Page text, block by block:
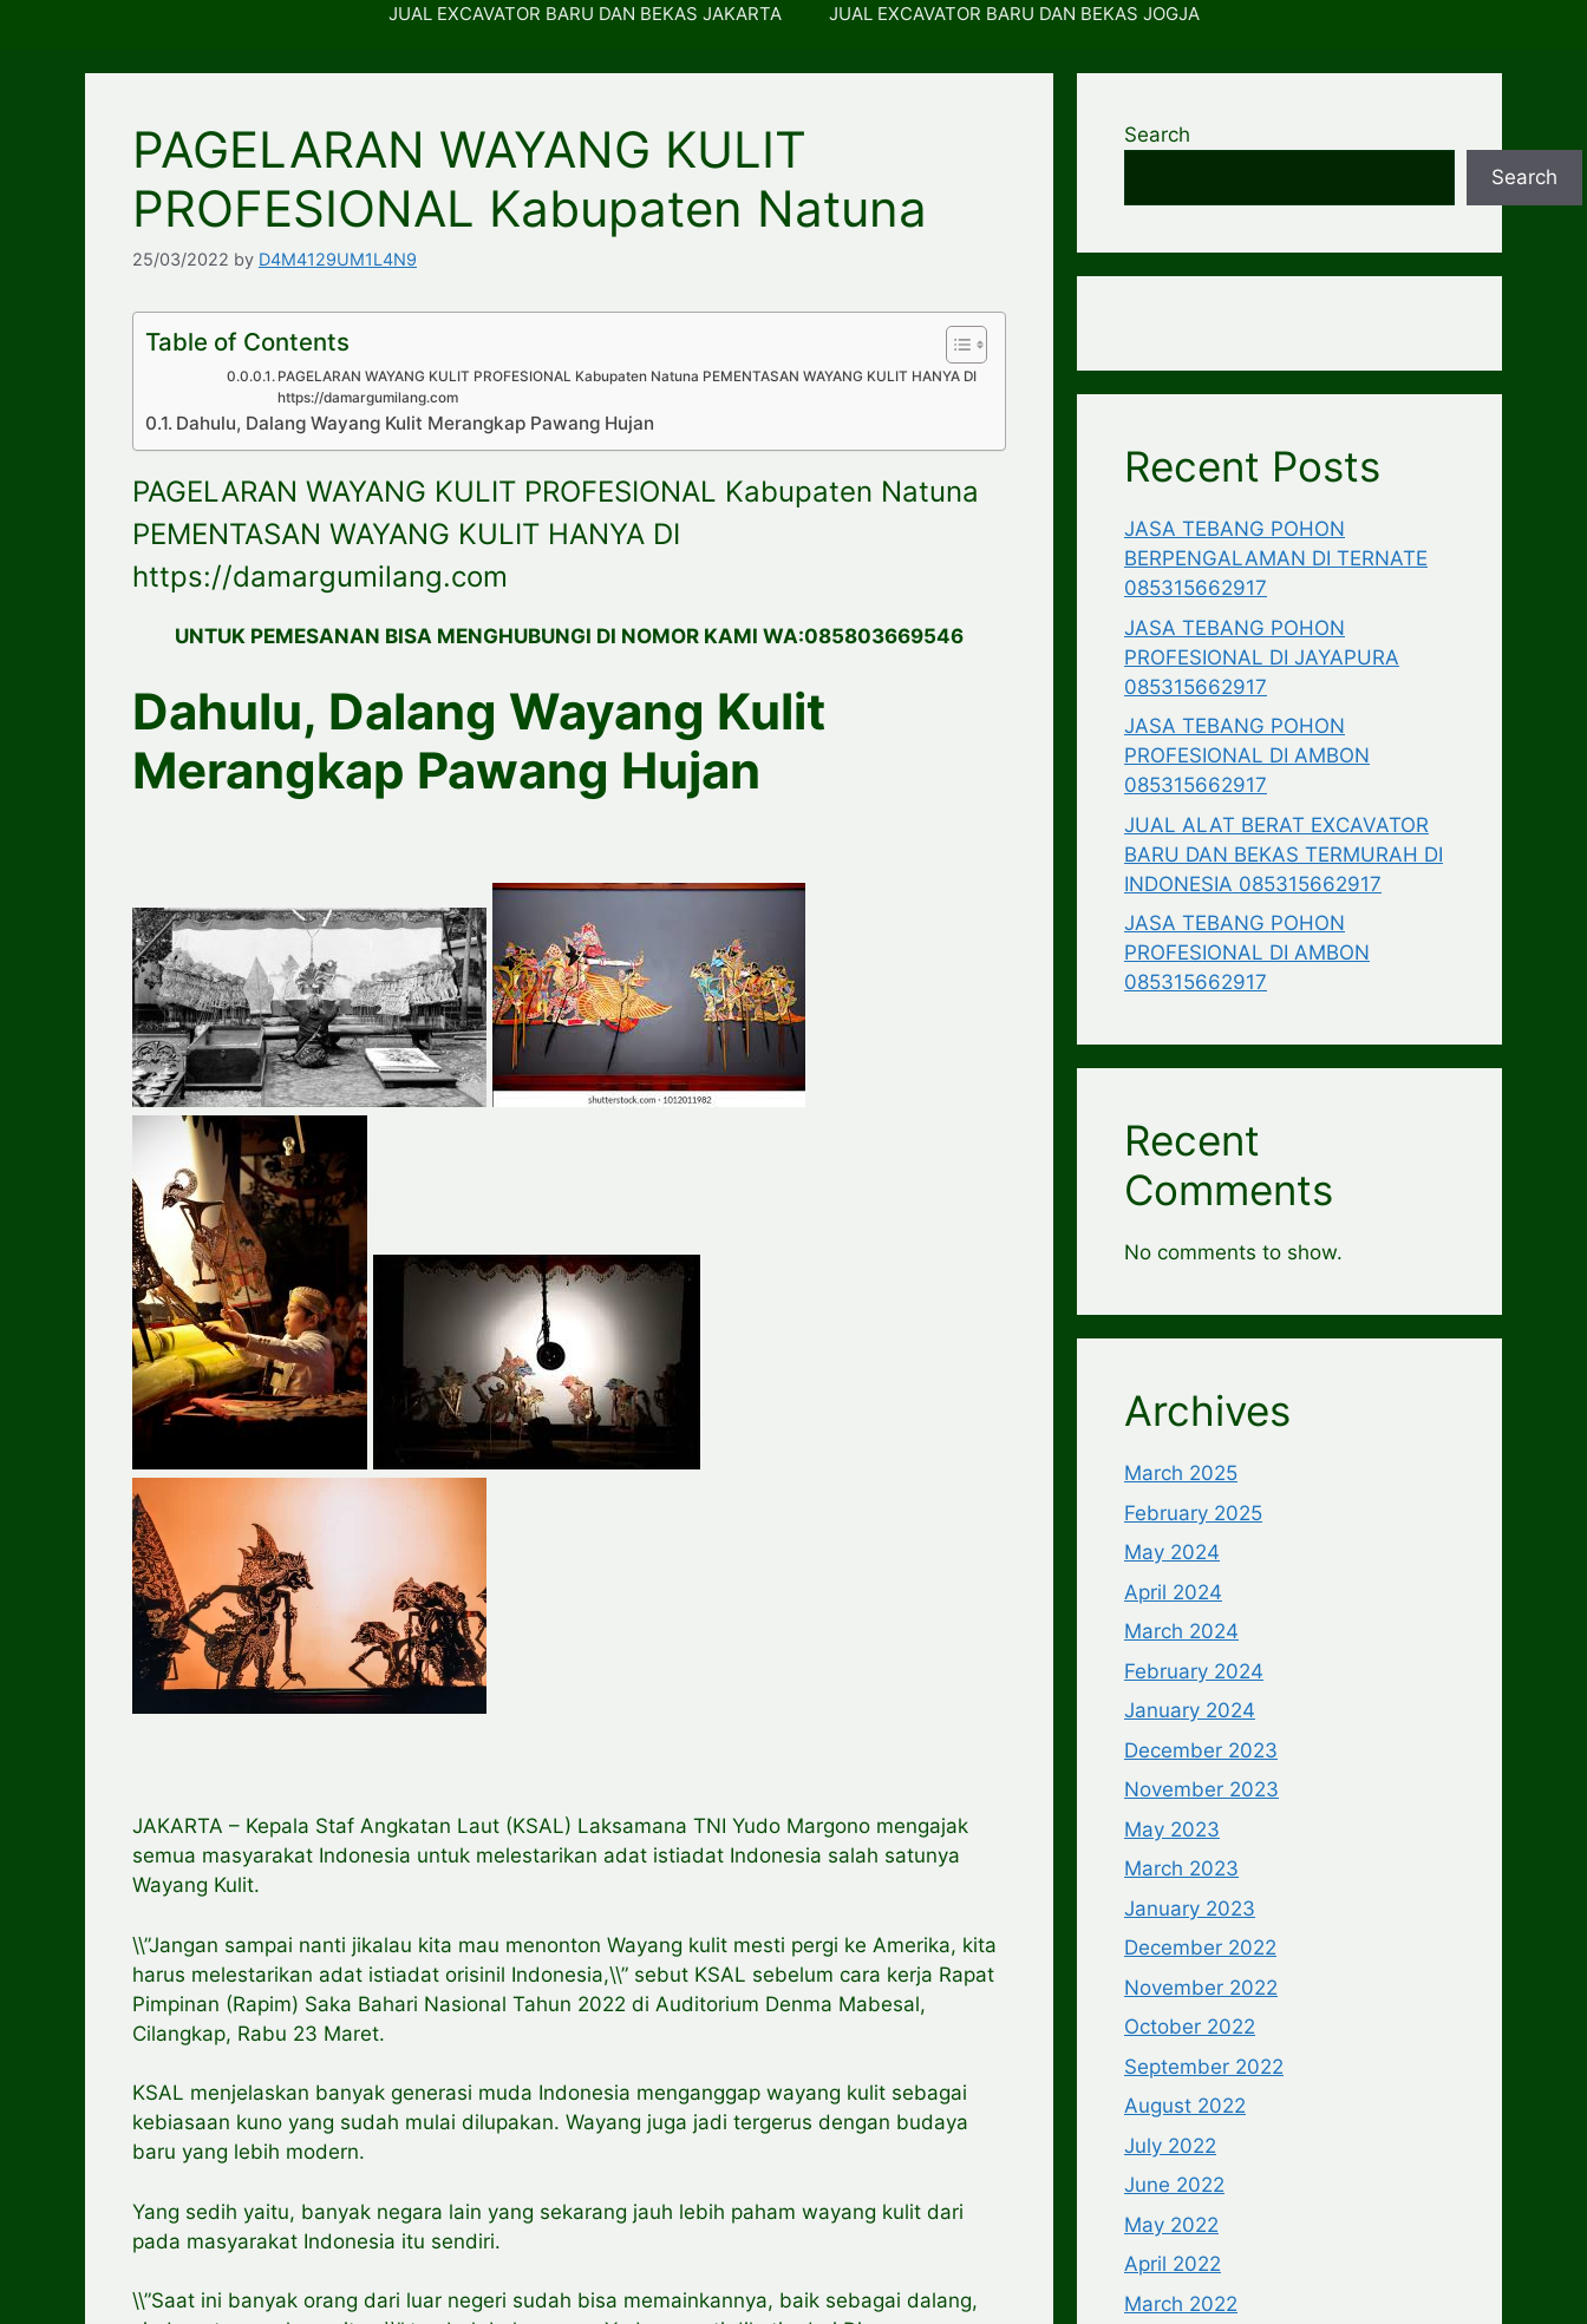
JUAL EXCAVATOR BARU DAN BEKAS JAKARTA JUAL EXCAVATOR BARU DAN BEKAS JOGJA
PAGELARAN WAYANG KULIT
PROFESIONAL Kabupaten Natuna
25/03/2022 by D4M4129UM1L4N9
Table of Contents
PAGELARAN WAYANG KULIT PROFESIONAL Kabupaten Natuna PEMENTASAN WAYANG KULIT HANYA DI
https://damargumilang.com
Dahulu, Dalang Wayang Kulit Merangkap Pawang Hujan
PAGELARAN WAYANG KULIT PROFESIONAL Kabupaten Natuna
PEMENTASAN WAYANG KULIT HANYA DI
https://damargumilang.com
UNTUK PEMESANAN BISA MENGHUBUNGI DI NOMOR KAMI WA:085803669546
Dahulu, Dalang Wayang Kulit
Merangkap Pawang Hujan
JAKARTA – Kepala Staf Angkatan Laut (KSAL) Laksamana TNI Yudo Margono mengajak
semua masyarakat Indonesia untuk melestarikan adat istiadat Indonesia salah satunya
Wayang Kulit.
\\”Jangan sampai nanti jikalau kita mau menonton Wayang kulit mesti pergi ke Amerika, kita
harus melestarikan adat istiadat orisinil Indonesia,\\” sebut KSAL sebelum cara kerja Rapat
Pimpinan (Rapim) Saka Bahari Nasional Tahun 2022 di Auditorium Denma Mabesal,
Cilangkap, Rabu 23 Maret.
KSAL menjelaskan banyak generasi muda Indonesia menganggap wayang kulit sebagai
kebiasaan kuno yang sudah mulai dilupakan. Wayang juga jadi tergerus dengan budaya
baru yang lebih modern.
Yang sedih yaitu, banyak negara lain yang sekarang jauh lebih paham wayang kulit dari
pada masyarakat Indonesia itu sendiri.
\\”Saat ini banyak orang dari luar negeri sudah bisa memainkannya, baik sebagai dalang,
Search
Search
Recent Posts
JASA TEBANG POHON
BERPENGALAMAN DI TERNATE
085315662917
JASA TEBANG POHON
PROFESIONAL DI JAYAPURA
085315662917
JASA TEBANG POHON
PROFESIONAL DI AMBON
085315662917
JUAL ALAT BERAT EXCAVATOR
BARU DAN BEKAS TERMURAH DI
INDONESIA 085315662917
JASA TEBANG POHON
PROFESIONAL DI AMBON
085315662917
Recent
Comments
No comments to show.
Archives
March 2025
February 2025
May 2024
April 2024
March 2024
February 2024
January 2024
December 2023
November 2023
May 2023
March 2023
January 2023
December 2022
November 2022
October 2022
September 2022
August 2022
July 2022
June 2022
May 2022
April 2022
March 2022